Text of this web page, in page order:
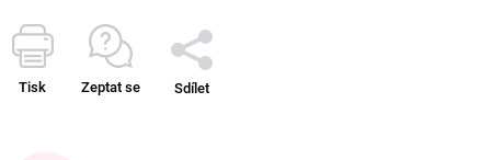
Tisk Zeptat se Sdílet